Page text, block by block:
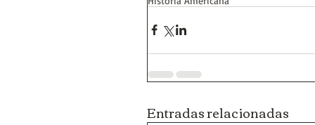
Entradas relacionadas